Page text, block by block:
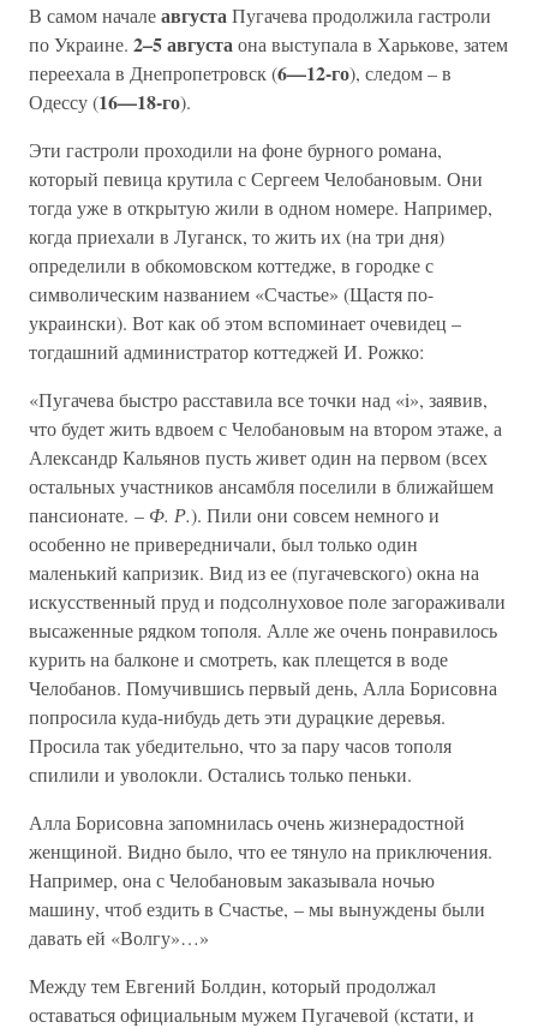
В самом началеавгустаПугачева продолжила гастроли
по Украине. 2–5 августаона выступала в Харькове, затем
переехала в Днепропетровск (6—12-го), следом – в
Одессу (16—18-го).
Эти гастроли проходили на фоне бурного романа,
который певица крутила с Сергеем Челобановым. Они
тогда уже в открытую жили в одном номере. Например,
когда приехали в Луганск, то жить их (на три дня)
определили в обкомовском коттедже, в городке с
символическим названием «Счастье» (Щастя по-
украински). Вот как об этом вспоминает очевидец –
тогдашний администратор коттеджей И. Рожко:
«Пугачева быстро расставила все точки над «i», заявив,
что будет жить вдвоем с Челобановым на втором этаже, а
Александр Кальянов пусть живет один на первом (всех
остальных участников ансамбля поселили в ближайшем
пансионате. – Ф. Р.). Пили они совсем немного и
особенно не привередничали, был только один
маленький капризик. Вид из ее (пугачевского) окна на
искусственный пруд и подсолнуховое поле загораживали
высаженные рядком тополя. Алле же очень понравилось
курить на балконе и смотреть, как плещется в воде
Челобанов. Помучившись первый день, Алла Борисовна
попросила куда-нибудь деть эти дурацкие деревья.
Просила так убедительно, что за пару часов тополя
спилили и уволокли. Остались только пеньки.
Алла Борисовна запомнилась очень жизнерадостной
женщиной. Видно было, что ее тянуло на приключения.
Например, она с Челобановым заказывала ночью
машину, чтоб ездить в Счастье, – мы вынуждены были
давать ей «Волгу»…»
Между тем Евгений Болдин, который продолжал
оставаться официальным мужем Пугачевой (кстати, и